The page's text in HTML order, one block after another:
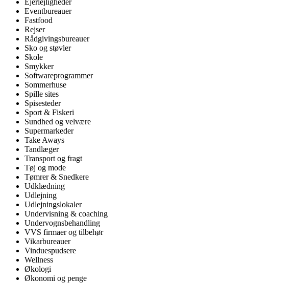
Ejerlejligheder
Eventbureauer
Fastfood
Rejser
Rådgivingsbureauer
Sko og støvler
Skole
Smykker
Softwareprogrammer
Sommerhuse
Spille sites
Spisesteder
Sport & Fiskeri
Sundhed og velvære
Supermarkeder
Take Aways
Tandlæger
Transport og fragt
Tøj og mode
Tømrer & Snedkere
Udklædning
Udlejning
Udlejningslokaler
Undervisning & coaching
Undervognsbehandling
VVS firmaer og tilbehør
Vikarbureauer
Vinduespudsere
Wellness
Økologi
Økonomi og penge